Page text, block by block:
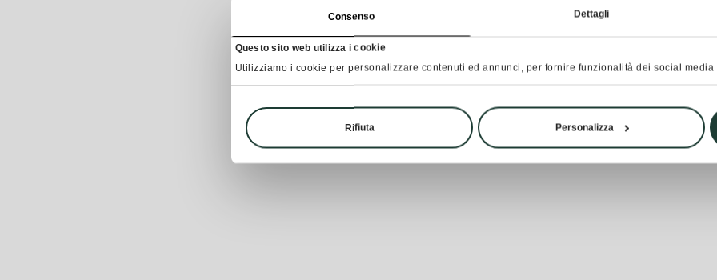
Consenso Dettagli
Questo sito web utilizza i cookie
Utilizziamo i cookie per personalizzare contenuti ed annunci, per fornire funzionalità dei social
Rifiuta Personalizza